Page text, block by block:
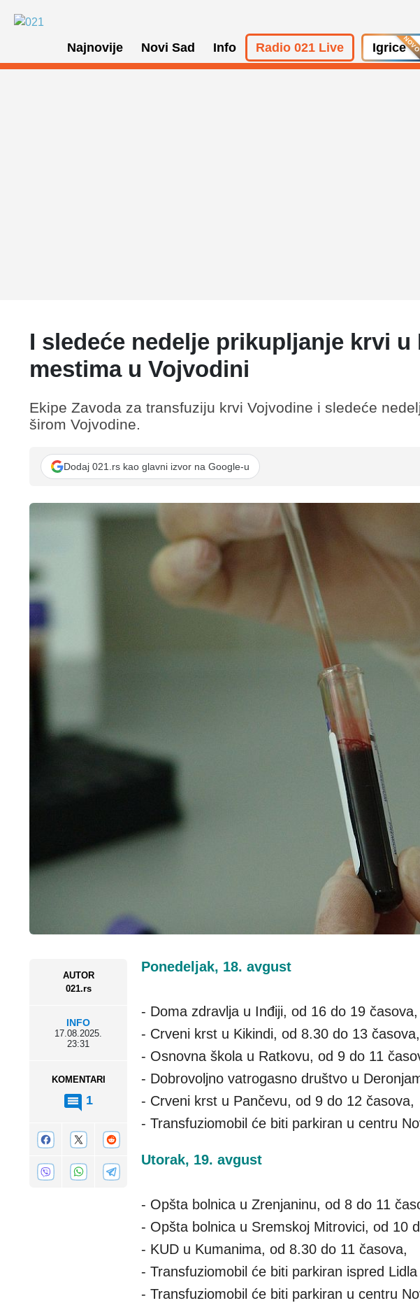
Najnovije Novi Sad Info Radio 021 Live Igrice
I sledeće nedelje prikupljanje krvi
mestima u Vojvodini
AUTOR
021.rs
INFO
17.08.2025.
23:31
KOMENTARI
1
Ekipe Zavoda za transfuziju krvi Vojvodine i sledeće
širom Vojvodine.
Dodaj 021.rs kao glavni izvor na Google-u
Ponedeljak, 18. avgust
- Doma zdravlja u Inđiji, od 16 do 19 časova,
- Crveni krst u Kikindi, od 8.30 do 13 časova,
- Osnovna škola u Ratkovu, od 9 do 11
- Dobrovoljno vatrogasno društvo u
- Crveni krst u Pančevu, od 9 do 12 časova,
- Transfuziomobil će biti parkiran u centru
Utorak, 19. avgust
- Opšta bolnica u Zrenjaninu, od 8 do 11
- Opšta bolnica u Sremskoj Mitrovici, od 10
- KUD u Kumanima, od 8.30 do 11 časova,
- Transfuziomobil će biti parkiran ispred
- Transfuziomobil će biti parkiran u centru